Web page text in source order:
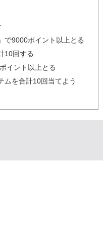
で9000ポイント以上とる
10回する
イント以上とる
ムを合計10回当てよう